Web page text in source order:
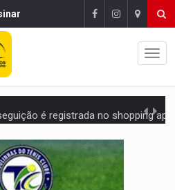
é registrada no shopping após colombiana furtar
Apostas online começam a afetar produtividade e rotina
Plantar árvores não será mais suficiente para